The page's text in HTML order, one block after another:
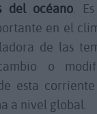
del océano.
en el
de las
o
esta
a nivel global.